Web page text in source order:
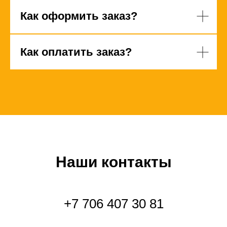
Как оформить заказ?
Как оплатить заказ?
Наши контакты
+7 706 407 30 81